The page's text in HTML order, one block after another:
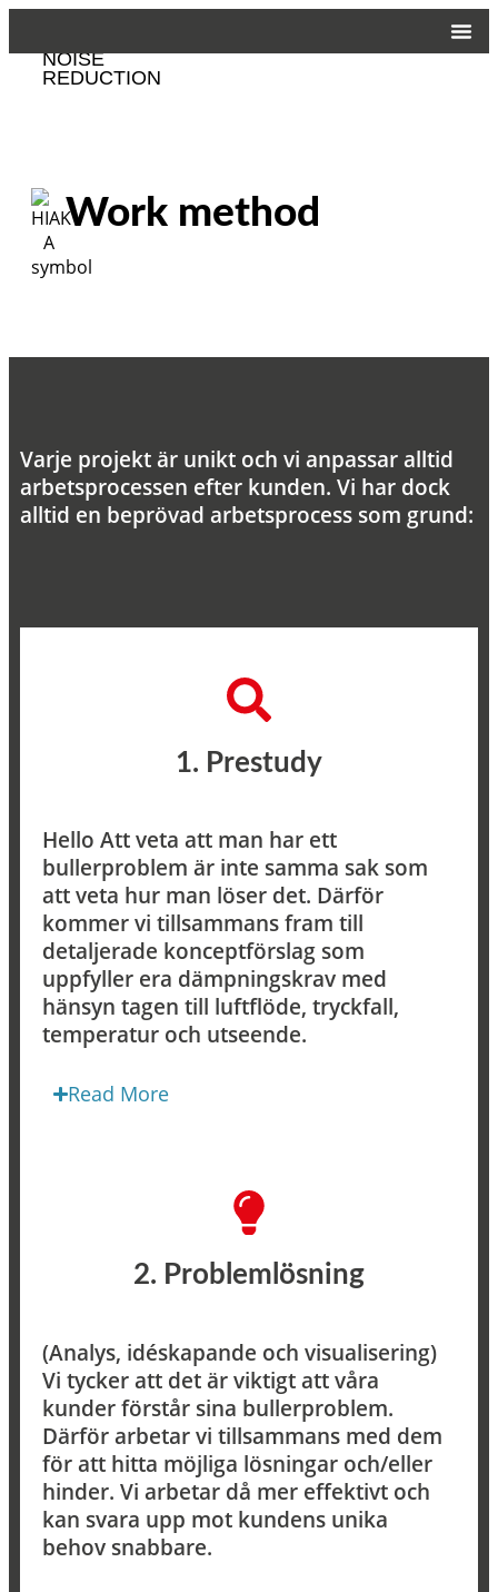
NOISE
REDUCTION
Work method
Varje projekt är unikt och vi anpassar alltid
arbetsprocessen efter kunden. Vi har dock
alltid en beprövad arbetsprocess som grund:
1. Prestudy​
Hello Att veta att man har ett
bullerproblem är inte samma sak som
att veta hur man löser det. Därför
kommer vi tillsammans fram till
detaljerade konceptförslag som
uppfyller era dämpningskrav med
hänsyn tagen till luftflöde, tryckfall,
temperatur och utseende.
Read More
2. Problemlösning
(Analys, idéskapande och visualisering)
Vi tycker att det är viktigt att våra
kunder förstår sina bullerproblem.
Därför arbetar vi tillsammans med dem
för att hitta möjliga lösningar och/eller
hinder. Vi arbetar då mer effektivt och
kan svara upp mot kundens unika
behov snabbare.